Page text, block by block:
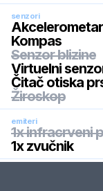
senzori
Akcelerometar
Kompas
Senzor blizine
Virtuelni
Čitač otiska
Žiroskop
emiteri
1x infracrveni
1x zvučnik